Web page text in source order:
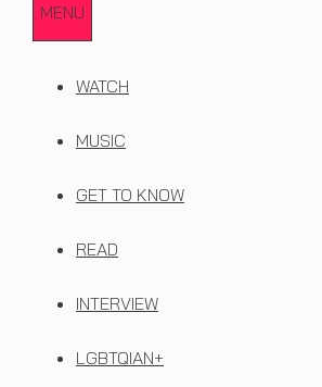
MENU
WATCH
MUSIC
GET TO KNOW
READ
INTERVIEW
LGBTQIAN+